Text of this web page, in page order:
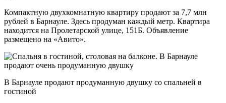
Компактную двухкомнатную квартиру продают за 7,7 млн
рублей в Барнауле. Здесь продуман каждый метр. Квартира
находится на Пролетарской улице, 151Б. Объявление
размещено на «Авито».
В Барнауле продают продуманную двушку со спальней в
гостиной